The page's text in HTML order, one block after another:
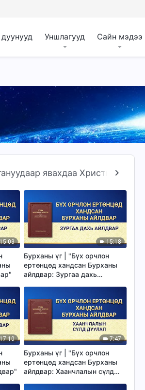
Уншлагууд Сайн мэдээ
явахдаа Христийн
15:03 15:18
Бурханы үг | "Бүх орчлон
ертөнцөд хандсан Бурханы
айлдвар: Зургаа дахь
17:10 7:47
Бурханы үг | "Бүх орчлон
ертөнцөд хандсан Бурханы
айлдвар: Хаанчлалын сүлд